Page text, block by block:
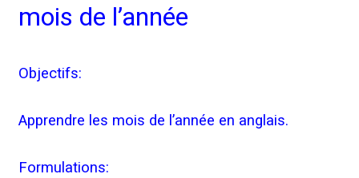
mois de l’année
Objectifs:
Apprendre les mois de l’année en anglais.
Formulations: